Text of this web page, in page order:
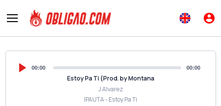
00:00 00:00
Estoy Pa Ti (Prod. by Montana
J Alvarez
IPAUTA - Estoy Pa Ti